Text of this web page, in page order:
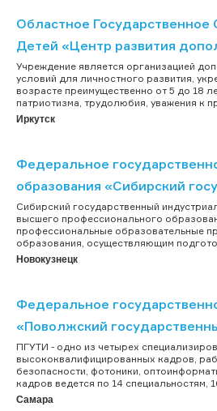
Областное
Детей «Центр развития
Учреждение является организацией
условий для личностного развития,
возрасте преимущественно от 5 до 18
патриотизма, трудолюбия, уважения к
Иркутск
Федеральное
образования «Сибирский
Сибирский государственный
высшего профессионального
профессиональные образовательные
образования, осуществляющим
Новокузнецк
Федеральное
«Поволжский
ПГУТИ - одно из четырех
высококвалифицированных кадров,
безопасности, фотоники,
кадров ведется по 14 специальностям,
Самара